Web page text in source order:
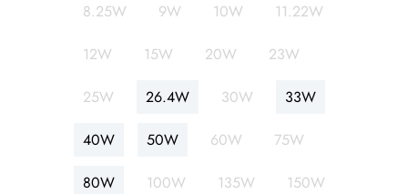
8.25W 9W 10W 11.22W
12W 15W 20W 23W
25W 26.4W 30W 33W
40W 50W 60W 75W
80W 100W 135W 150W